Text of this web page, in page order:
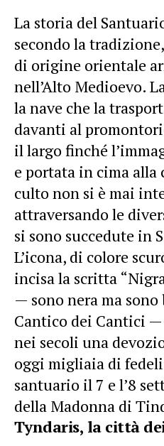
La storia del
secondo la
di origine orientale
nell’Alto Medioevo.
la nave che la
davanti al
il largo finché
e portata in cima
culto non si è mai
attraversando le
si sono succedute in
L’icona, di colore
incisa la scritta
— sono nera ma
Cantico dei Cantici
nei secoli una
oggi migliaia di
santuario il 7 e l’8
della Madonna di
Tyndaris, la città